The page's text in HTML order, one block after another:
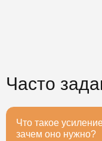
Часто
Что такое
зачем оно нужно?